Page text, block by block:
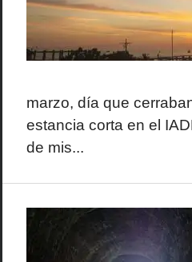
marzo, día que
estancia corta en el
de mis...